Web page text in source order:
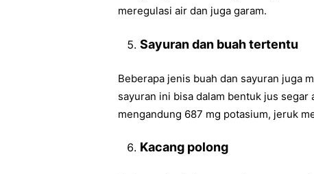
meregulasi air dan juga garam.
Sayuran dan buah tertentu
Beberapa jenis buah dan sayuran juga
sayuran ini bisa dalam bentuk jus segar
mengandung 687 mg potasium, jeruk
Kacang polong